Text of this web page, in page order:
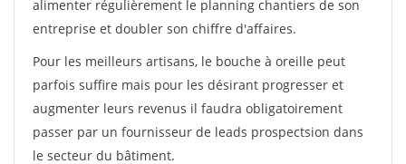
alimenter régulièrement le planning chantiers de son
entreprise et doubler son chiffre d'affaires.
Pour les meilleurs artisans, le bouche à oreille peut
parfois suffire mais pour les désirant progresser et
augmenter leurs revenus il faudra obligatoirement
passer par un fournisseur de leads prospectsion dans
le secteur du bâtiment.